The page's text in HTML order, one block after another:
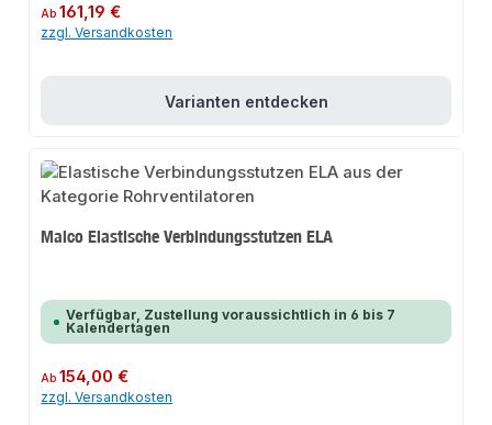
Regulärer Preis:
Ab161,19 €
zzgl. Versandkosten
Varianten entdecken
Maico Elastische Verbindungsstutzen ELA
Verfügbar, Zustellung voraussichtlich in 6 bis 7
Kalendertagen
Regulärer Preis:
Ab154,00 €
zzgl. Versandkosten